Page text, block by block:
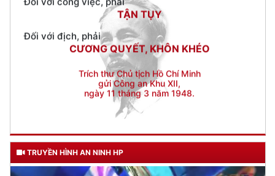
Trích thư Chủ tịch Hồ Chí Minh
gửi Công an Khu XII,
ngày 11 tháng 3 năm 1948.
TRUYỀN HÌNH AN NINH HP